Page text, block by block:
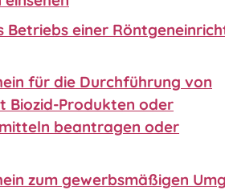
Betriebs einer
für die Durchführung von
Biozid-Produkten oder
beantragen oder
zum gewerbsmäßigen